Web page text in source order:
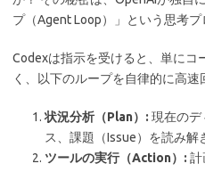
プ（Agent Loop）」という思考プ
Codexは指示を受けると、単にコ
く、以下のループを自律的に高速
状況分析（Plan）: 現在のデ
ス、課題（Issue）を読み解
ツールの実行（Action）: 計